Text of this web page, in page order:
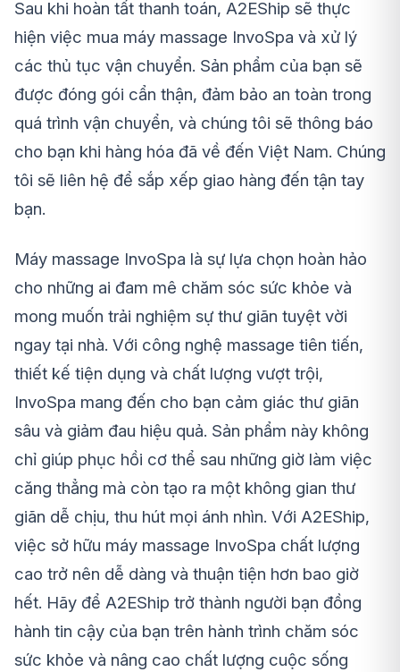
Sau khi hoàn tất thanh toán, A2EShip sẽ thực
hiện việc mua máy massage InvoSpa và xử lý
các thủ tục vận chuyển. Sản phẩm của bạn sẽ
được đóng gói cẩn thận, đảm bảo an toàn trong
quá trình vận chuyển, và chúng tôi sẽ thông báo
cho bạn khi hàng hóa đã về đến Việt Nam. Chúng
tôi sẽ liên hệ để sắp xếp giao hàng đến tận tay
bạn.
Máy massage InvoSpa là sự lựa chọn hoàn hảo
cho những ai đam mê chăm sóc sức khỏe và
mong muốn trải nghiệm sự thư giãn tuyệt vời
ngay tại nhà. Với công nghệ massage tiên tiến,
thiết kế tiện dụng và chất lượng vượt trội,
InvoSpa mang đến cho bạn cảm giác thư giãn
sâu và giảm đau hiệu quả. Sản phẩm này không
chỉ giúp phục hồi cơ thể sau những giờ làm việc
căng thẳng mà còn tạo ra một không gian thư
giãn dễ chịu, thu hút mọi ánh nhìn. Với A2EShip,
việc sở hữu máy massage InvoSpa chất lượng
cao trở nên dễ dàng và thuận tiện hơn bao giờ
hết. Hãy để A2EShip trở thành người bạn đồng
hành tin cậy của bạn trên hành trình chăm sóc
sức khỏe và nâng cao chất lượng cuộc sống